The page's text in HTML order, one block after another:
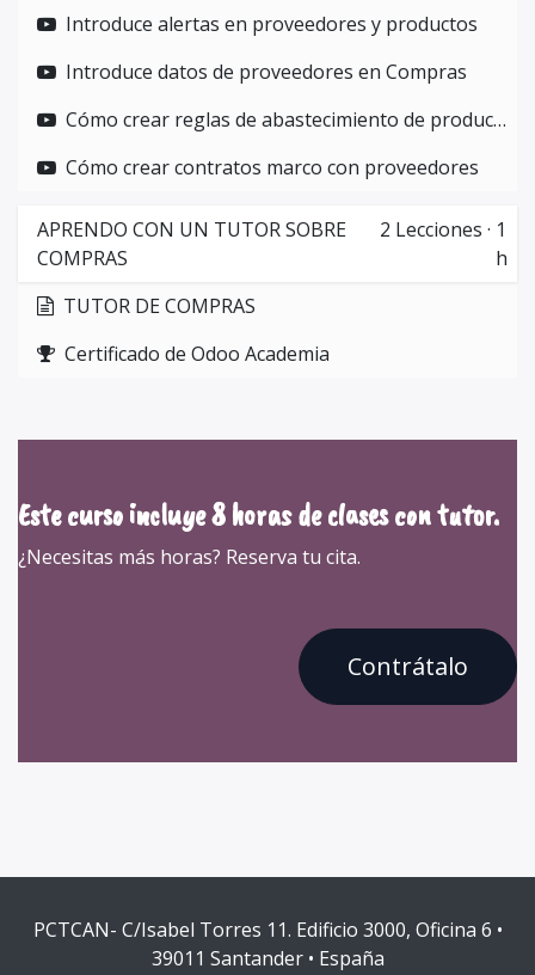
Introduce alertas en proveedores y productos
Introduce datos de proveedores en Compras
Cómo crear reglas de abastecimiento de productos
Cómo crear contratos marco con proveedores
APRENDO CON UN TUTOR SOBRE
COMPRAS
2 Lecciones · 1
h
TUTOR DE COMPRAS
Certificado de Odoo Academia
Este curso incluye 8 horas de clases con tutor.
¿Necesitas más horas? Reserva tu cita.
Contrátalo
PCTCAN- C/Isabel Torres 11. Edificio 3000, Oficina 6 •
39011 Santander • España